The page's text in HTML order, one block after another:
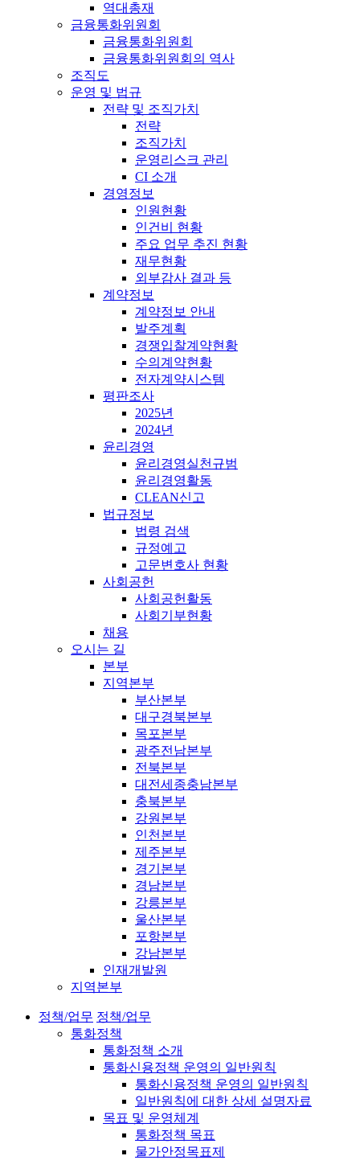
역대총재
금융통화위원회
금융통화위원회
금융통화위원회의 역사
조직도
운영 및 법규
전략 및 조직가치
전략
조직가치
운영리스크 관리
CI 소개
경영정보
인원현황
인건비 현황
주요 업무 추진 현황
재무현황
외부감사 결과 등
계약정보
계약정보 안내
발주계획
경쟁입찰계약현황
수의계약현황
전자계약시스템
평판조사
2025년
2024년
윤리경영
윤리경영실천규범
윤리경영활동
CLEAN신고
법규정보
법령 검색
규정예고
고문변호사 현황
사회공헌
사회공헌활동
사회기부현황
채용
오시는 길
본부
지역본부
부산본부
대구경북본부
목포본부
광주전남본부
전북본부
대전세종충남본부
충북본부
강원본부
인천본부
제주본부
경기본부
경남본부
강릉본부
울산본부
포항본부
강남본부
인재개발원
지역본부
정책/업무 정책/업무
통화정책
통화정책 소개
통화신용정책 운영의 일반원칙
통화신용정책 운영의 일반원칙
일반원칙에 대한 상세 설명자료
목표 및 운영체계
통화정책 목표
물가안정목표제